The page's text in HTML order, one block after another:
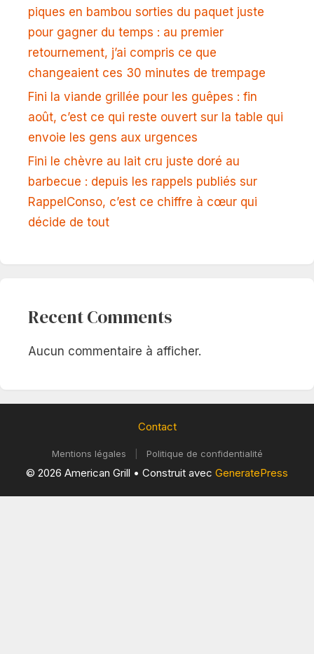
piques en bambou sorties du paquet juste
pour gagner du temps : au premier
retournement, j’ai compris ce que
changeaient ces 30 minutes de trempage
Fini la viande grillée pour les guêpes : fin
août, c’est ce qui reste ouvert sur la table qui
envoie les gens aux urgences
Fini le chèvre au lait cru juste doré au
barbecue : depuis les rappels publiés sur
RappelConso, c’est ce chiffre à cœur qui
décide de tout
Recent Comments
Aucun commentaire à afficher.
Contact
Mentions légales Politique de confidentialité
© 2026 American Grill • Construit avec GeneratePress